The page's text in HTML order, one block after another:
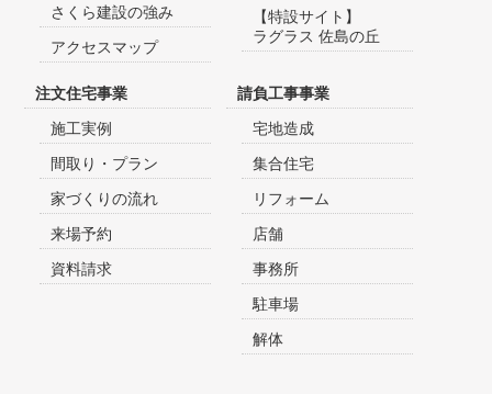
さくら建設の強み
アクセスマップ
【特設サイト】
ラグラス 佐島の丘
注文住宅事業
施工実例
間取り・プラン
家づくりの流れ
来場予約
資料請求
請負工事事業
宅地造成
集合住宅
リフォーム
店舗
事務所
駐車場
解体